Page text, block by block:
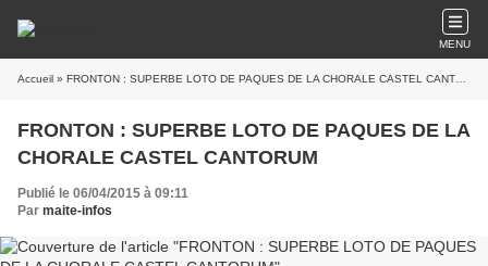
MENU
Accueil » FRONTON : SUPERBE LOTO DE PAQUES DE LA CHORALE CASTEL CANTORUM
FRONTON : SUPERBE LOTO DE PAQUES DE LA
CHORALE CASTEL CANTORUM
Publié le 06/04/2015 à 09:11
Par maite-infos